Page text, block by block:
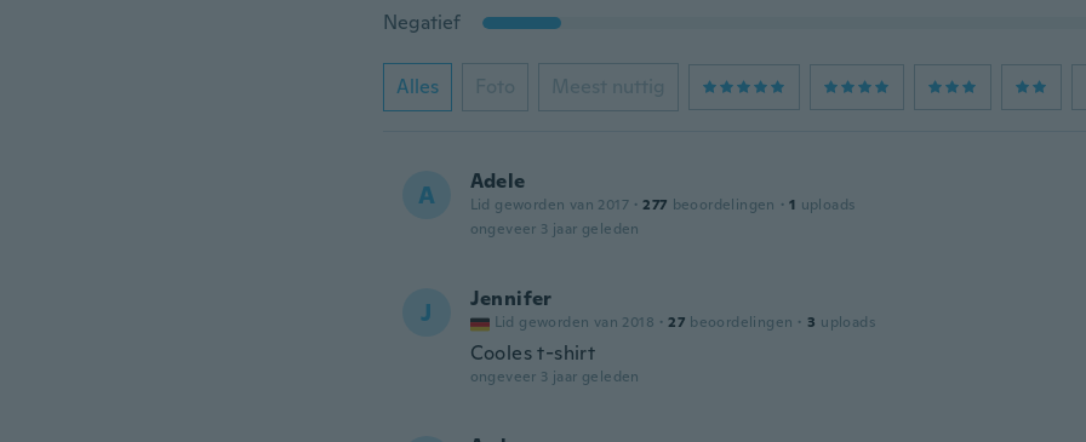
Negatief
Alles Foto Meest nuttig
A Adele
Lid geworden van 2017 · 277 beoordelingen · 1 uploads
ongeveer 3 jaar geleden
J Jennifer
Lid geworden van 2018 · 27 beoordelingen · 3 uploads
Cooles t-shirt
ongeveer 3 jaar geleden